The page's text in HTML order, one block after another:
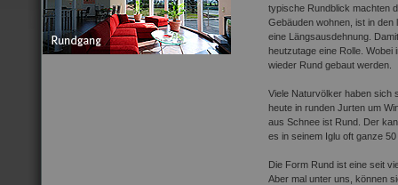
typische Rundblick machten
Gebäuden wohnen, ist in
eine Längsausdehnung.
heutzutage eine Rolle.
wieder Rund gebaut werden.
Viele Naturvölker haben sich
heute in runden Jurten um
aus Schnee ist Rund. Der
es in seinem Iglu oft ganze
Die Form Rund ist eine seit
Aber mal unter uns, können